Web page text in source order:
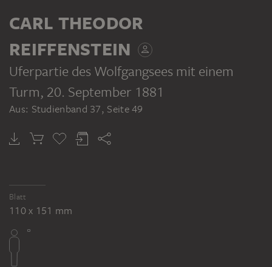
CARL THEODOR
REIFFENSTEIN
Uferpartie des Wolfgangsees mit einem
Turm, 20. September 1881
Aus: Studienband 37, Seite 49
Blatt
110 x 151 mm